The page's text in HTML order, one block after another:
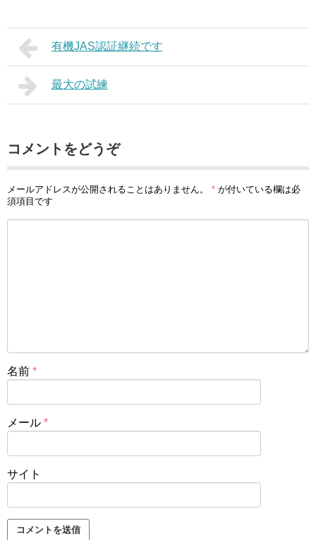
有機JAS認証継続です
最大の試練
コメントをどうぞ
メールアドレスが公開されることはありません。 * が付いている欄は必
須項目です
名前 *
メール *
サイト